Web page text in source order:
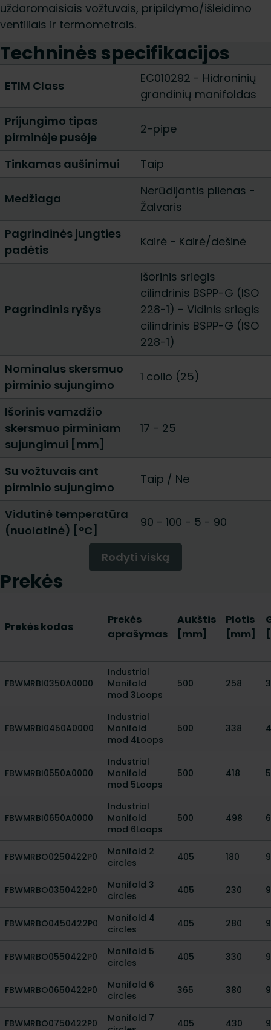
uždaromaisiais vožtuvais, pripildymo/išleidimo
ventiliais ir termometrais.
Techninės specifikacijos
ETIM Class
EC010292 - Hidroninių
grandinių manifoldas
Prijungimo tipas
pirminėje pusėje
2-pipe
Tinkamas aušinimui Taip
Medžiaga
Nerūdijantis plienas -
Žalvaris
Pagrindinės jungties
padėtis
Kairė - Kairė/dešinė
Pagrindinis ryšys
Išorinis sriegis
cilindrinis BSPP-G (ISO
228-1) - Vidinis sriegis
cilindrinis BSPP-G (ISO
228-1)
Nominalus skersmuo
pirminio sujungimo
1 colio (25)
Išorinis vamzdžio
skersmuo pirminiam
sujungimui [mm]
17 - 25
Su vožtuvais ant
pirminio sujungimo
Taip / Ne
Vidutinė temperatūra
(nuolatinė) [°C]
90 - 100 - 5 - 90
Rodyti viską
Prekės
Prekės kodas
Prekės
aprašymas
Aukštis
[mm]
Plotis
[mm]
FBWMRBI0350A0000
Industrial
Manifold
mod 3Loops
500 258
FBWMRBI0450A0000
Industrial
Manifold
mod 4Loops
500 338
FBWMRBI0550A0000
Industrial
Manifold
mod 5Loops
500 418
FBWMRBI0650A0000
Industrial
Manifold
mod 6Loops
500 498
FBWMRBO0250422P0
Manifold 2
circles
405 180
FBWMRBO0350422P0
Manifold 3
circles
405 230
FBWMRBO0450422P0
Manifold 4
circles
405 280
FBWMRBO0550422P0
Manifold 5
circles
405 330
FBWMRBO0650422P0
Manifold 6
circles
365 380
FBWMRBO0750422P0
Manifold 7
405 430